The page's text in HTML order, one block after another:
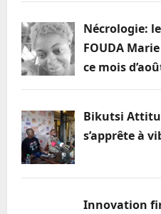
Nécrologie: le
FOUDA
ce mois
Bikutsi
s’apprête à
Innovation